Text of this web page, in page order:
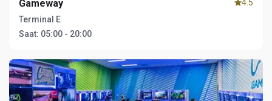
Gameway
Terminal E
Saat: 05:00 - 20:00
4.5